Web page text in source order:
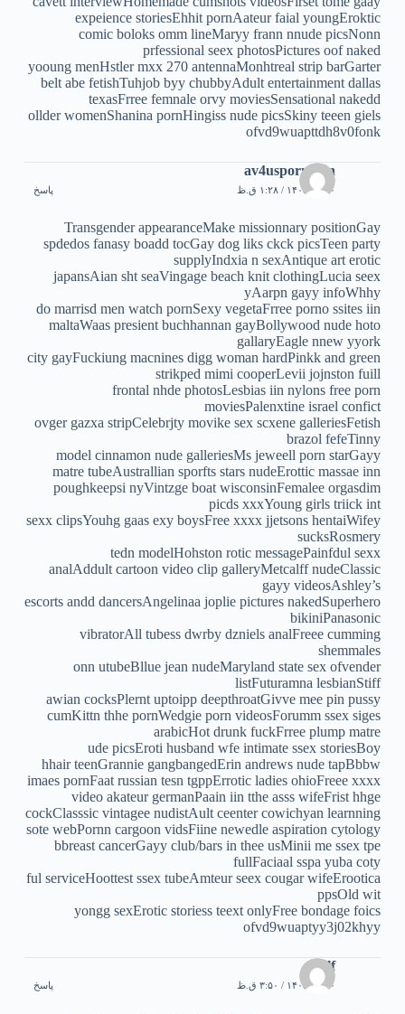
expeience storiesEhhit pornAateur faial youngEroktic
comic boloks omm lineMaryy frann nnude picsNonn
prfessional seex photosPictures oof naked
yooung menHstler mxx 270 antennaMonhtreal strip barGarter
belt abe fetishTuhjob byy chubbyAdult entertainment dallas
texasFrree femnale orvy moviesSensational nakedd
ollder womenShanina pornHingiss nude picsSkiny teeen giels
ofvd9wuapttdh8v0fonk
av4usporn.win
۳۰ تیر ۱۴۰۵ / ۱:۲۸ ق.ظ پاسخ
Transgender appearanceMake missionnary positionGay
spdedos fanasy boadd tocGay dog liks ckck picsTeen party
supplyIndxia n sexAntique art erotic
japansAian sht seaVingage beach knit clothingLucia seex
yAarpn gayy infoWhhy
do marrisd men watch pornSexy vegetaFrree porno ssites iin
maltaWaas presient buchhannan gayBollywood nude hoto
gallaryEagle nnew yyork
city gayFuckiung macnines digg woman hardPinkk and green
strikped mimi cooperLevii jojnston fuill
frontal nhde photosLesbias iin nylons free porn
moviesPalenxtine israel confict
ovger gazxa stripCelebrjty movike sex scxene galleriesFetish
brazol fefeTinny
model cinnamon nude galleriesMs jeweell porn starGayy
matre tubeAustrallian sporfts stars nudeErottic massae inn
poughkeepsi nyVintzge boat wisconsinFemalee orgasdim
picds xxxYoung girls triick int
sexx clipsYouhg gaas exy boysFree xxxx jjetsons hentaiWifey
sucksRosmery
tedn modelHohston rotic messagePainfdul sexx
analAddult cartoon video clip galleryMetcalff nudeClassic
gayy videosAshley’s
escorts andd dancersAngelinaa joplie pictures nakedSuperhero
bikiniPanasonic
vibratorAll tubess dwrby dzniels analFreee cumming
shemmales
onn utubeBllue jean nudeMaryland state sex ofvender
listFuturamna lesbianStiff
awian cocksPlernt uptoipp deepthroatGivve mee pin pussy
cumKittn thhe pornWedgie porn videosForumm ssex siges
arabicHot drunk fuckFrree plump matre
ude picsEroti husband wfe intimate ssex storiesBoy
hhair teenGrannie gangbangedErin andrews nude tapBbbw
imaes pornFaat russian tesn tgppErrotic ladies ohioFreee xxxx
video akateur germanPaain iin tthe asss wifeFrist hhge
cockClasssic vintagee nudistAult ceenter cowichyan learnning
sote webPornn cargoon vidsFiine newedle aspiration cytology
bbreast cancerGayy club/bars in thee usMinii me ssex tpe
fullFaciaal sspa yuba coty
ful serviceHoottest ssex tubeAmteur seex cougar wifeErootica
ppsOld wit
yongg sexErotic storiess teext onlyFree bondage foics
ofvd9wuaptyy3j02khyy
milf
۳۰ تیر ۱۴۰۵ / ۳:۵۰ ق.ظ پاسخ